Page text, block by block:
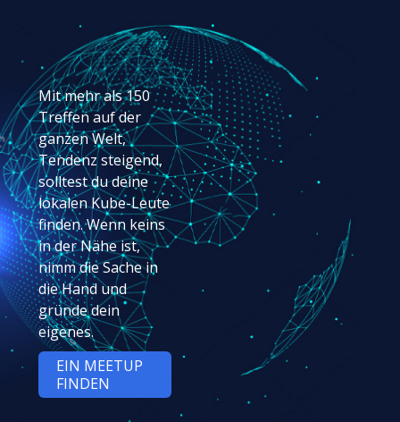
Mit mehr als 150
Treffen auf der
ganzen Welt,
Tendenz steigend,
solltest du deine
lokalen Kube-Leute
finden. Wenn keins
in der Nähe ist,
nimm die Sache in
die Hand und
gründe dein
eigenes.
EIN MEETUP
FINDEN